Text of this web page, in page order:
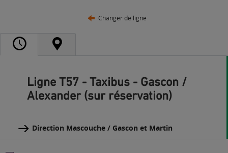
Changer de ligne
Ligne T57 - Taxibus - Gascon /
Alexander (sur réservation)
Direction Mascouche / Gascon et Martin